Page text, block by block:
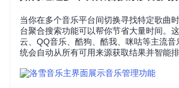
当你在多个音乐平台间切换寻找特定歌曲
台聚合搜索功能可以帮你节省大量时间。
云、QQ音乐、酷狗、酷我、咪咕等主流音
统会自动从所有可用来源获取结果并智能排